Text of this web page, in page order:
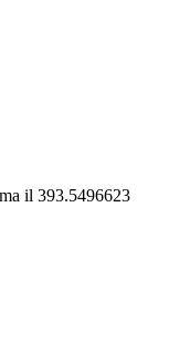
il 393.5496623